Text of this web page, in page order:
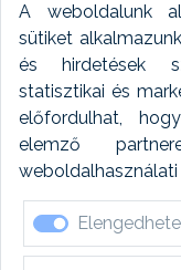
A weboldalunk
sütiket
és hirdetések
statisztikai és
előfordulhat,
elemző
forrásokból
elfogadásával
ezen adatokat 6